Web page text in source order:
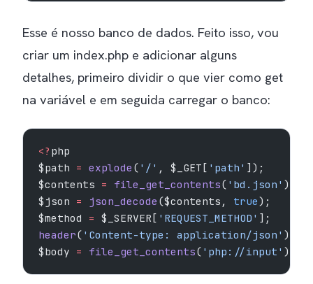
Esse é nosso banco de dados. Feito isso, vou
criar um index.php e adicionar alguns
detalhes, primeiro dividir o que vier como get
na variável e em seguida carregar o banco:
<? php
$path = explode ( '/' , $_GET[ 'path' ]);
$contents = file_get_contents( 'bd.json' );
$json = json_decode ($contents, true);
$method = $_SERVER[ 'REQUEST_METHOD' ];
header( 'Content-type: application/json' );
$body = file_get_contents( 'php://input' );